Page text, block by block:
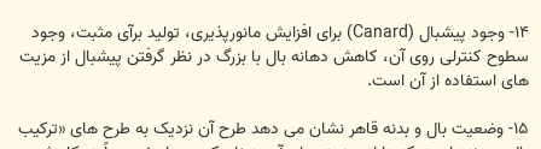
۱۴- وجود پیشبال (Canard) برای افزایش مانورپذیری، تولید برآی مثبت، وجود
سطوح کنترلی روی آن، کاهش دهانه بال با بزرگ در نظر گرفتن پیشبال از مزیت
های استفاده از آن است.
۱۵- وضعیت بال و بدنه قاهر نشان می دهد طرح آن نزدیک به طرح های «ترکیب